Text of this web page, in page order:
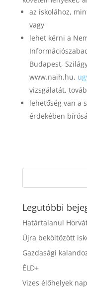
az iskolához,
vagy
lehet kérni a
Budapest,
www.naih.hu,
vizsgálatát,
lehetőség van a
érdekében
Legutóbbi
Határtalanul
Újra beköltözött
Gazdasági
ÉLD+
Vizes élőhelyek